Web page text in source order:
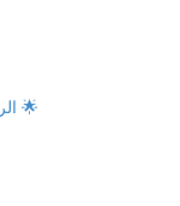
الرقص للرياضة اغسطس 4 (للمتقدمين) 🌟